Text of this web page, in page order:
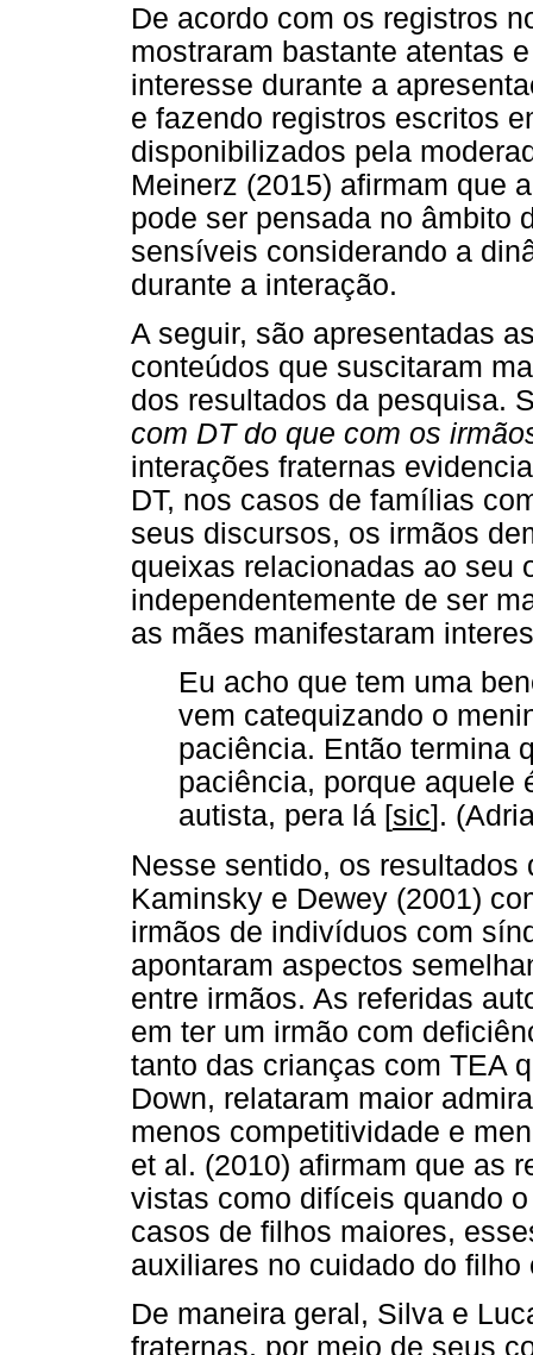
De acordo com os registros
mostraram bastante atentas
interesse durante a
e fazendo registros escritos
disponibilizados pela
Meinerz (2015) afirmam que
pode ser pensada no âmbito
sensíveis considerando a
durante a interação.
A seguir, são apresentadas
conteúdos que suscitaram
dos resultados da pesquisa.
com DT do que com os
interações fraternas
DT, nos casos de famílias
seus discursos, os irmãos
queixas relacionadas ao seu
independentemente de ser
as mães manifestaram
Eu acho que tem uma
vem catequizando o
paciência. Então termina
paciência, porque aquele
autista, pera lá [sic].
Nesse sentido, os
Kaminsky e Dewey (2001)
irmãos de indivíduos com
apontaram aspectos
entre irmãos. As referidas
em ter um irmão com
tanto das crianças com TEA
Down, relataram maior
menos competitividade e
et al. (2010) afirmam que as
vistas como difíceis quando
casos de filhos maiores,
auxiliares no cuidado do filho
De maneira geral, Silva e
fraternas, por meio de seus